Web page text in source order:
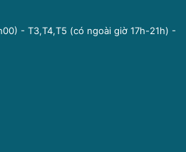
- T3,T4,T5 (có ngoài giờ 17h-21h) -